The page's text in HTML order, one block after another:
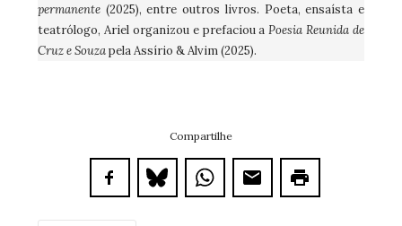
permanente (2025), entre outros livros. Poeta, ensaísta e
teatrólogo, Ariel organizou e prefaciou aPoesia Reunida de
Cruz e Souzapela Assírio & Alvim (2025).
Compartilhe